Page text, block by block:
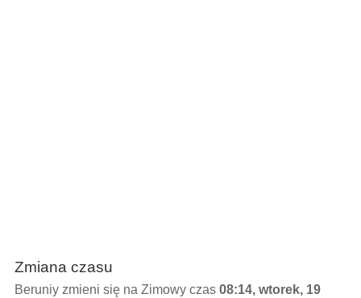
Zmiana czasu
Beruniy zmieni się na Zimowy czas 08:14, wtorek, 19